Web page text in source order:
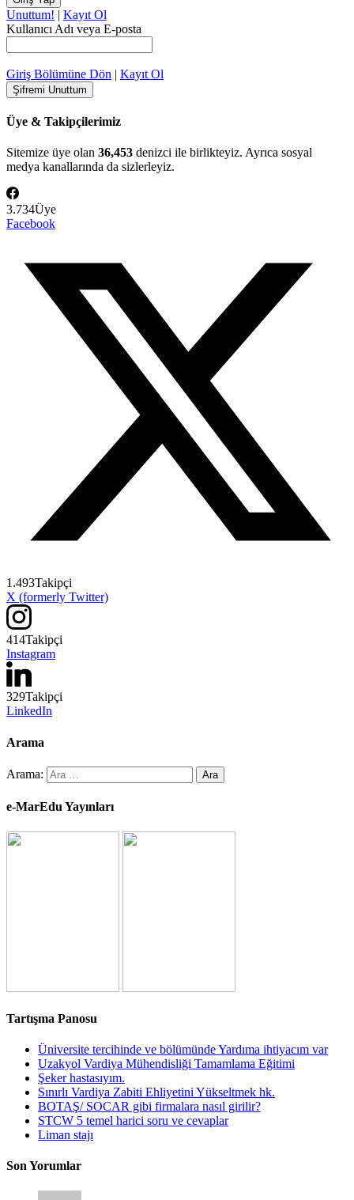
Unuttum! | Kayıt Ol
Kullanıcı Adı veya E-posta
Giriş Bölümüne Dön | Kayıt Ol
Üye & Takipçilerimiz
Sitemize üye olan 36,453 denizci ile birlikteyiz. Ayrıca sosyal
medya kanallarında da sizlerleyiz.
3.734Üye
Facebook
1.493Takipçi
X (formerly Twitter)
414Takipçi
Instagram
329Takipçi
LinkedIn
Arama
Arama:
e-MarEdu Yayınları
Tartışma Panosu
Üniversite tercihinde ve bölümünde Yardıma ihtiyacım var
Uzakyol Vardiya Mühendisliği Tamamlama Eğitimi
Şeker hastasıyım.
Sınırlı Vardiya Zabiti Ehliyetini Yükseltmek hk.
BOTAŞ/ SOCAR gibi firmalara nasıl girilir?
STCW 5 temel harici soru ve cevaplar
Liman stajı
Son Yorumlar